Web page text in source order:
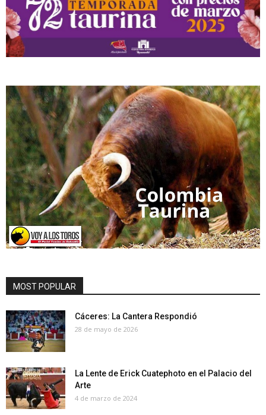
MOST POPULAR
Cáceres: La Cantera Respondió
28 de mayo de 2026
La Lente de Erick Cuatephoto en el Palacio del
Arte
4 de marzo de 2024